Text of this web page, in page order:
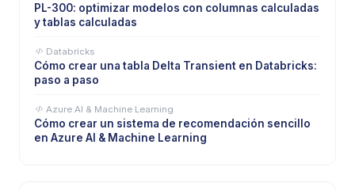
PL-300: optimizar modelos con columnas calculadas
y tablas calculadas
Databricks
Cómo crear una tabla Delta Transient en Databricks:
paso a paso
Azure AI & Machine Learning
Cómo crear un sistema de recomendación sencillo
en Azure AI & Machine Learning